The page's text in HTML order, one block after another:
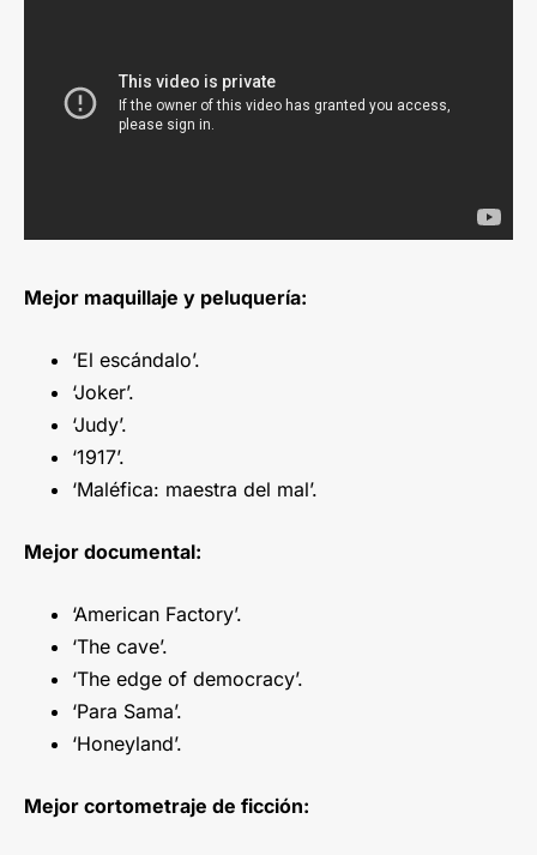
Mejor maquillaje y peluquería:
‘El escándalo’.
‘Joker’.
‘Judy’.
‘1917’.
‘Maléfica: maestra del mal’.
Mejor documental:
‘American Factory’.
‘The cave’.
‘The edge of democracy’.
‘Para Sama’.
‘Honeyland’.
Mejor cortometraje de ficción: